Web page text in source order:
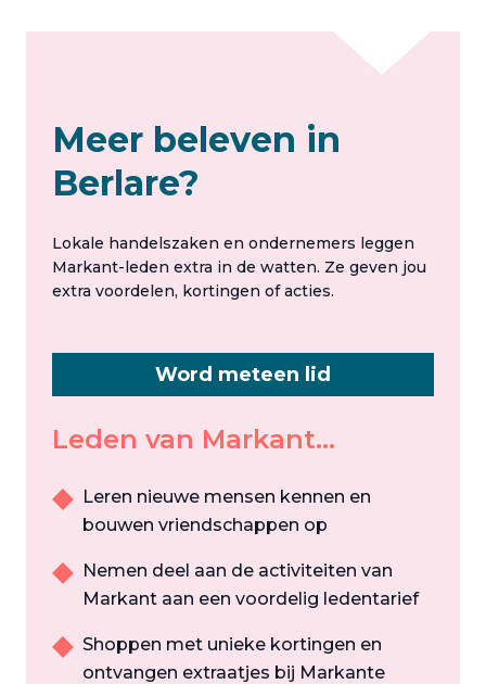
Meer beleven in
Berlare?
Lokale handelszaken en ondernemers leggen
Markant-leden extra in de watten. Ze geven jou
extra voordelen, kortingen of acties.
Word meteen lid
Leden van Markant...
Leren nieuwe mensen kennen en
bouwen vriendschappen op
Nemen deel aan de activiteiten van
Markant aan een voordelig ledentarief
Shoppen met unieke kortingen en
ontvangen extraatjes bij Markante